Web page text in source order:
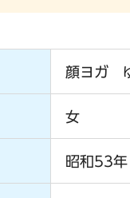
顔ヨガ
女
昭和53年